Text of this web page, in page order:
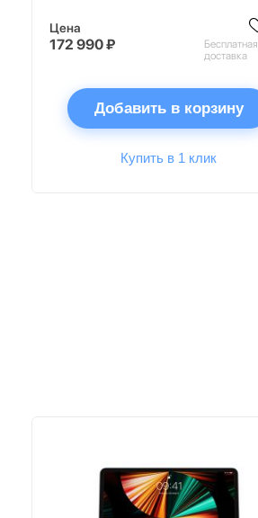
Цена
172 990 ₽
Бесплатная
доставка
Добавить в корзину
Купить в 1 клик